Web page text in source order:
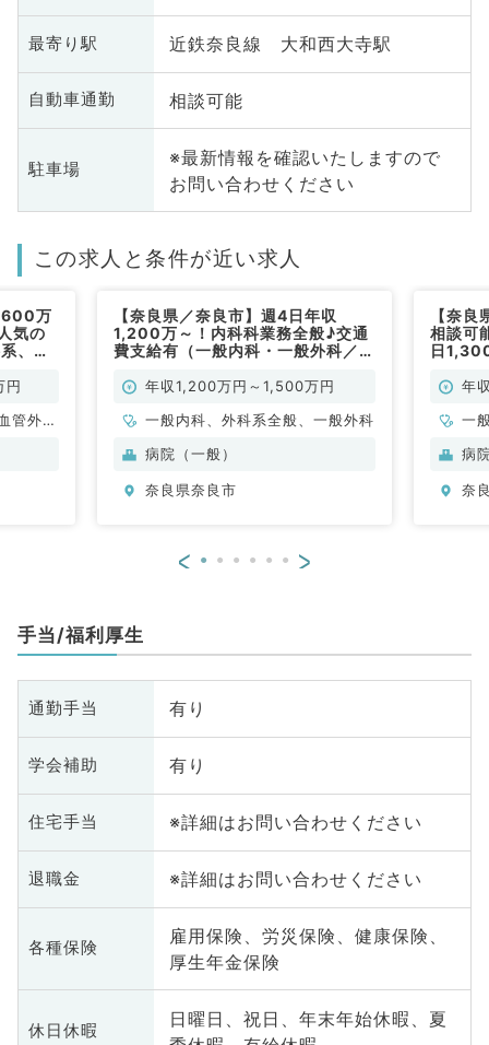
最寄り駅 近鉄奈良線 大和西大寺駅
自動車通勤 相談可能
駐車場
※最新情報を確認いたしますので
お問い合わせください
この求人と条件が近い求人
万
気の
、外
円
管外
【奈良県／奈良市】週4日年収
1,200万～！内科科業務全般♪交通
費支給有（一般内科・一般外科／常
年収1,200万円～1,500万円
一般内科、外科系全般、一般外科
病院（一般）
奈良県奈良市
【奈
相談可
日
年
一
病
奈
< >
手当/福利厚生
通勤手当 有り
学会補助 有り
住宅手当 ※詳細はお問い合わせください
退職金 ※詳細はお問い合わせください
各種保険
雇用保険、労災保険、健康保険、
厚生年金保険
休日休暇
日曜日、祝日、年末年始休暇、夏